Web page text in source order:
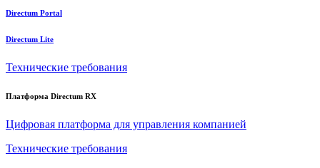
Directum Portal
Directum Lite
Технические требования
Платформа Directum RX
Цифровая платформа для управления компанией
Технические требования